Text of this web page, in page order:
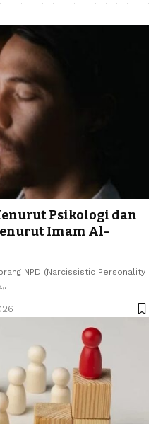
Psikologi dan
Imam Al-
NPD (Narcissistic Personality